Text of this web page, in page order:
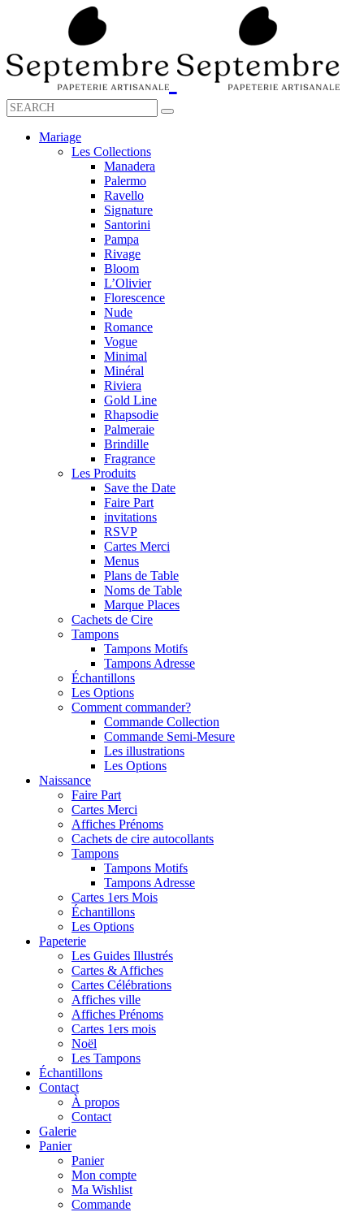
Mariage
Les Collections
Manadera
Palermo
Ravello
Signature
Santorini
Pampa
Rivage
Bloom
L’Olivier
Florescence
Nude
Romance
Vogue
Minimal
Minéral
Riviera
Gold Line
Rhapsodie
Palmeraie
Brindille
Fragrance
Les Produits
Save the Date
Faire Part
invitations
RSVP
Cartes Merci
Menus
Plans de Table
Noms de Table
Marque Places
Cachets de Cire
Tampons
Tampons Motifs
Tampons Adresse
Échantillons
Les Options
Comment commander?
Commande Collection
Commande Semi-Mesure
Les illustrations
Les Options
Naissance
Faire Part
Cartes Merci
Affiches Prénoms
Cachets de cire autocollants
Tampons
Tampons Motifs
Tampons Adresse
Cartes 1ers Mois
Échantillons
Les Options
Papeterie
Les Guides Illustrés
Cartes & Affiches
Cartes Célébrations
Affiches ville
Affiches Prénoms
Cartes 1ers mois
Noël
Les Tampons
Échantillons
Contact
À propos
Contact
Galerie
Panier
Panier
Mon compte
Ma Wishlist
Commande